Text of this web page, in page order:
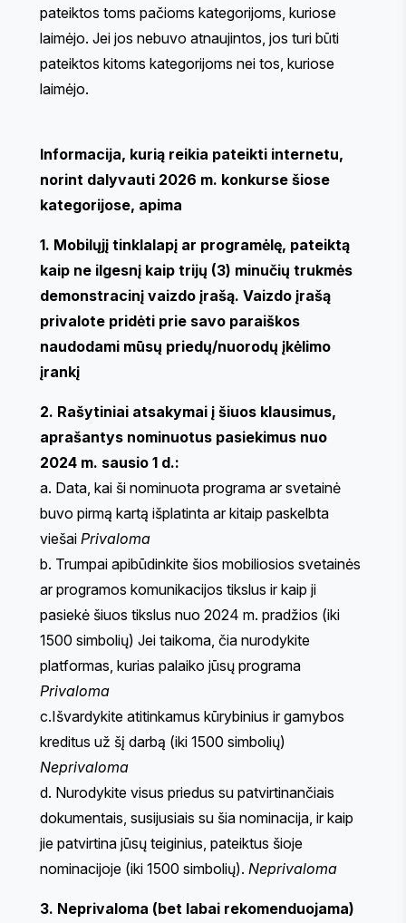
pateiktos toms pačioms kategorijoms, kuriose
laimėjo. Jei jos nebuvo atnaujintos, jos turi būti
pateiktos kitoms kategorijoms nei tos, kuriose
laimėjo.
Informacija, kurią reikia pateikti internetu,
norint dalyvauti 2026 m. konkurse šiose
kategorijose, apima
1. Mobilųjį tinklalapį ar programėlę, pateiktą
kaip ne ilgesnį kaip trijų (3) minučių trukmės
demonstracinį vaizdo įrašą. Vaizdo įrašą
privalote pridėti prie savo paraiškos
naudodami mūsų priedų/nuorodų įkėlimo
įrankį
2. Rašytiniai atsakymai į šiuos klausimus,
aprašantys nominuotus pasiekimus nuo
2024 m. sausio 1 d.:
a. Data, kai ši nominuota programa ar svetainė
buvo pirmą kartą išplatinta ar kitaip paskelbta
viešai Privaloma
b. Trumpai apibūdinkite šios mobiliosios svetainės
ar programos komunikacijos tikslus ir kaip ji
pasiekė šiuos tikslus nuo 2024 m. pradžios (iki
1500 simbolių) Jei taikoma, čia nurodykite
platformas, kurias palaiko jūsų programa
Privaloma
c.Išvardykite atitinkamus kūrybinius ir gamybos
kreditus už šį darbą (iki 1500 simbolių)
Neprivaloma
d. Nurodykite visus priedus su patvirtinančiais
dokumentais, susijusiais su šia nominacija, ir kaip
jie patvirtina jūsų teiginius, pateiktus šioje
nominacijoje (iki 1500 simbolių). Neprivaloma
3. Neprivaloma (bet labai rekomenduojama)